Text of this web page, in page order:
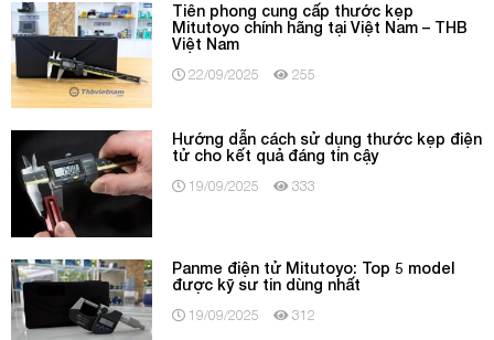
Tiên phong cung cấp thước kẹp
Mitutoyo chính hãng tại Việt Nam – THB
Việt Nam
22/09/2025 255
Hướng dẫn cách sử dụng thước kẹp điện
tử cho kết quả đáng tin cậy
19/09/2025 333
Panme điện tử Mitutoyo: Top 5 model
được kỹ sư tin dùng nhất
19/09/2025 312